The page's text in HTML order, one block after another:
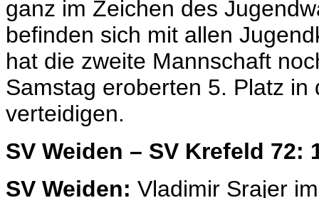
ganz im Zeichen des
befinden sich mit allen
hat die zweite Mannschaft
Samstag eroberten 5. Platz
verteidigen.
SV Weiden – SV Krefeld 72:
SV Weiden: Vladimir Srajer